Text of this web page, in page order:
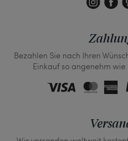
Bezahlen Sie nach Ihren
Einkauf so angenehm